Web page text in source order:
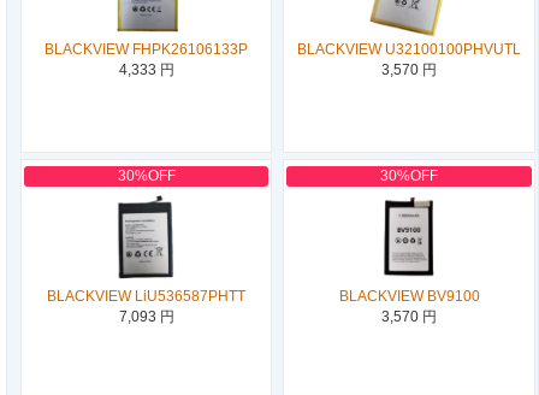
BLACKVIEW FHPK26106133P
4,333 円
BLACKVIEW U32100100PHVUTL
3,570 円
30%OFF
BLACKVIEW LiU536587PHTT
7,093 円
30%OFF
BLACKVIEW BV9100
3,570 円